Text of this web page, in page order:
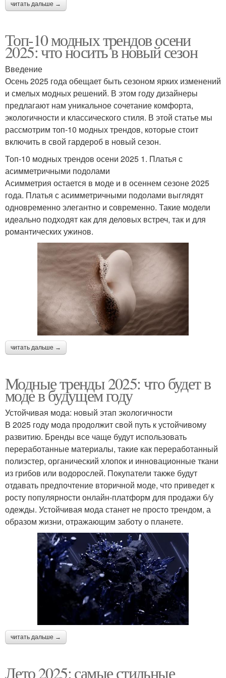
читать дальше →
Топ-10 модных трендов осени
2025: что носить в новый сезон
Введение
Осень 2025 года обещает быть сезоном ярких изменений
и смелых модных решений. В этом году дизайнеры
предлагают нам уникальное сочетание комфорта,
экологичности и классического стиля. В этой статье мы
рассмотрим топ-10 модных трендов, которые стоит
включить в свой гардероб в новый сезон.
Топ-10 модных трендов осени 2025 1. Платья с
асимметричными подолами
Асимметрия остается в моде и в осеннем сезоне 2025
года. Платья с асимметричными подолами выглядят
одновременно элегантно и современно. Такие модели
идеально подходят как для деловых встреч, так и для
романтических ужинов.
читать дальше →
Модные тренды 2025: что будет в
моде в будущем году
Устойчивая мода: новый этап экологичности
В 2025 году мода продолжит свой путь к устойчивому
развитию. Бренды все чаще будут использовать
переработанные материалы, такие как переработанный
полиэстер, органический хлопок и инновационные ткани
из грибов или водорослей. Покупатели также будут
отдавать предпочтение вторичной моде, что приведет к
росту популярности онлайн-платформ для продажи б/у
одежды. Устойчивая мода станет не просто трендом, а
образом жизни, отражающим заботу о планете.
читать дальше →
Лето 2025: самые стильные